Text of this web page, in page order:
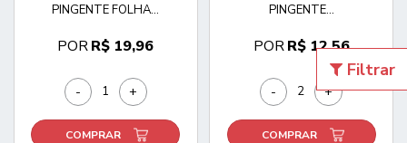
Filtrar
PINGENTE FOLHA...
PORR$ 19,96
- +
COMPRAR
PINGENTE...
PORR$ 12,56
- +
COMPRAR